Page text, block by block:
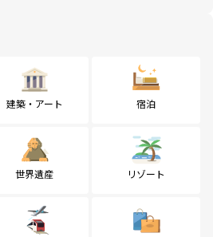
建築・アート 宿泊
世界遺産 リゾート